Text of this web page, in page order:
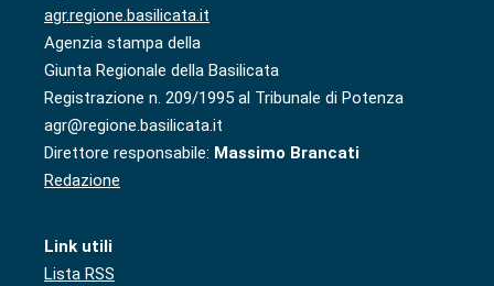
agr.regione.basilicata.it
Agenzia stampa della
Giunta Regionale della Basilicata
Registrazione n. 209/1995 al Tribunale di Potenza
agr@regione.basilicata.it
Direttore responsabile: Massimo Brancati
Redazione
Link utili
Lista RSS